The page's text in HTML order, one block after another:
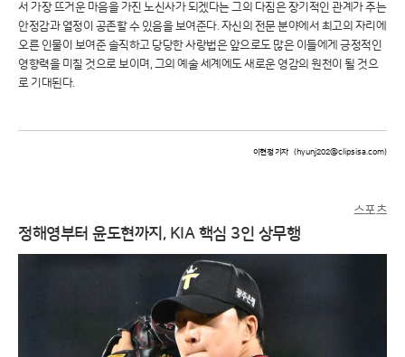
서 가장 뜨거운 마음을 가진 노신사가 되겠다는 그의 다짐은 장기적인 관계가 주는
안정감과 열정이 공존할 수 있음을 보여준다. 자신의 전문 분야에서 최고의 자리에
오른 인물이 보여준 솔직하고 당당한 사랑법은 앞으로도 많은 이들에게 긍정적인
영향력을 미칠 것으로 보이며, 그의 예술 세계에도 새로운 영감의 원천이 될 것으
로 기대된다.
이현정 기자 (hyunj202@clipsisa.com)
스포츠
정해영부터 윤도현까지, KIA 핵심 3인 상무행